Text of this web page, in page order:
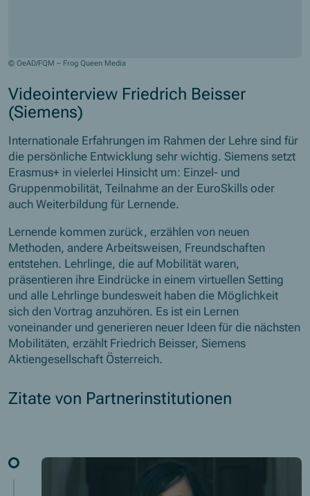
© OeAD/FQM – Frog Queen Media
Videointerview Friedrich Beisser
(Siemens)
Internationale Erfahrungen im Rahmen der Lehre sind für
die persönliche Entwicklung sehr wichtig. Siemens setzt
Erasmus+ in vielerlei Hinsicht um: Einzel- und
Gruppenmobilität, Teilnahme an der EuroSkills oder
auch Weiterbildung für Lernende.
Lernende kommen zurück, erzählen von neuen
Methoden, andere Arbeitsweisen, Freundschaften
entstehen. Lehrlinge, die auf Mobilität waren,
präsentieren ihre Eindrücke in einem virtuellen Setting
und alle Lehrlinge bundesweit haben die Möglichkeit
sich den Vortrag anzuhören. Es ist ein Lernen
voneinander und generieren neuer Ideen für die nächsten
Mobilitäten, erzählt Friedrich Beisser, Siemens
Aktiengesellschaft Österreich.
Zitate von Partnerinstitutionen